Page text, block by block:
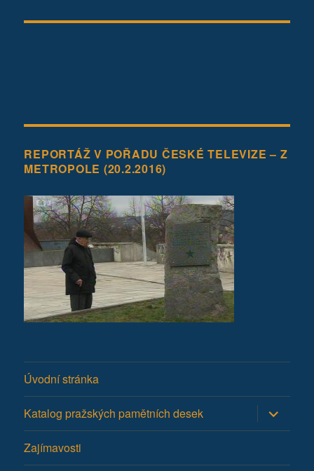
REPORTÁŽ V POŘADU ČESKÉ TELEVIZE – Z
METROPOLE (20.2.2016)
Úvodní stránka
Katalog pražských pamětních desek Zobrazit
položky
Zajímavosti